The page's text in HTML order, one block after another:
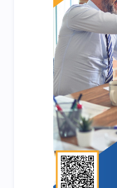
podrá
para
titular y
Usted
solicite